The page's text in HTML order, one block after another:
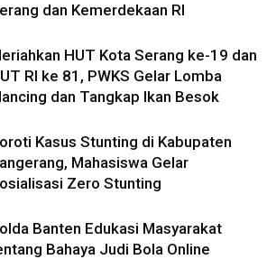
dan Kemerdekaan RI
HUT Kota Serang ke-19 dan
RI ke 81, PWKS Gelar Lomba
dan Tangkap Ikan Besok
Kasus Stunting di Kabupaten
Mahasiswa Gelar
Zero Stunting
Banten Edukasi Masyarakat
Bahaya Judi Bola Online